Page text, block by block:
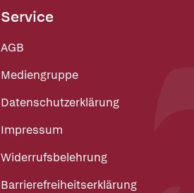
Service
AGB
Mediengruppe
Datenschutzerklärung
Impressum
Widerrufsbelehrung
Barrierefreiheitserklärung